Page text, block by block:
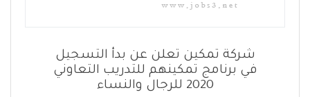
شركة تمكين تعلن عن بدأ التسجيل
في برنامج تمكينهم للتدريب التعاوني
2020 للرجال والنساء